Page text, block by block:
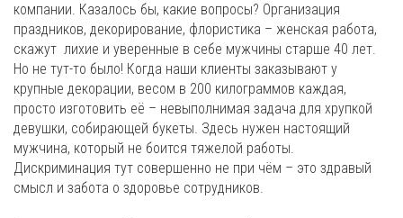
компании. Казалось бы, какие вопросы? Организация
праздников, декорирование, флористика – женская работа,
скажут лихие и уверенные в себе мужчины старше 40 лет.
Но не тут-то было! Когда наши клиенты заказывают у
крупные декорации, весом в 200 килограммов каждая,
просто изготовить её – невыполнимая задача для хрупкой
девушки, собирающей букеты. Здесь нужен настоящий
мужчина, который не боится тяжелой работы.
Дискриминация тут совершенно не при чём – это здравый
смысл и забота о здоровье сотрудников.